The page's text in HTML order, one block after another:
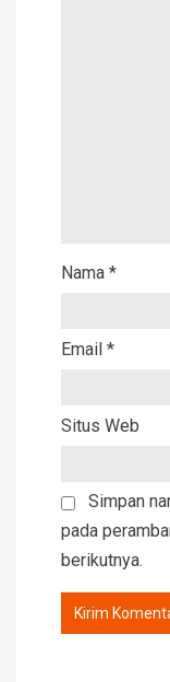
Nama *
Email *
Situs Web
Simpan
pada
berikutnya.